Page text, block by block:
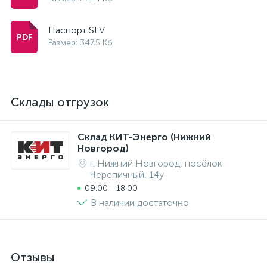
Паспорт SLV
Размер: 347.5 Кб
Склады отгрузок
Склад КИТ-Энерго (Нижний
Новгород)
г. Нижний Новгород, посёлок
Черепичный, 14у
09:00 - 18:00
В наличии достаточно
Отзывы